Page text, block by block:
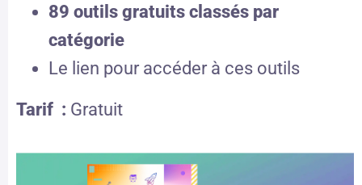
89 outils gratuits classés par
catégorie
Le lien pour accéder à ces outils
Tarif : Gratuit